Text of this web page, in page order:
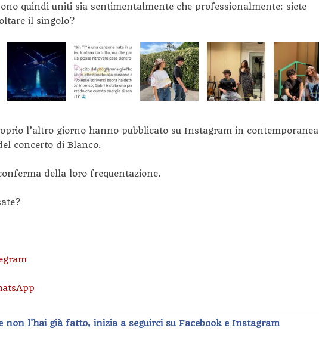
quindi uniti sia sentimentalmente che professionalmente: siete
il singolo?
l’altro giorno hanno pubblicato su Instagram in contemporanea
concerto di Blanco.
della loro frequentazione.
non l'hai già fatto, inizia a seguirci su Facebook e Instagram